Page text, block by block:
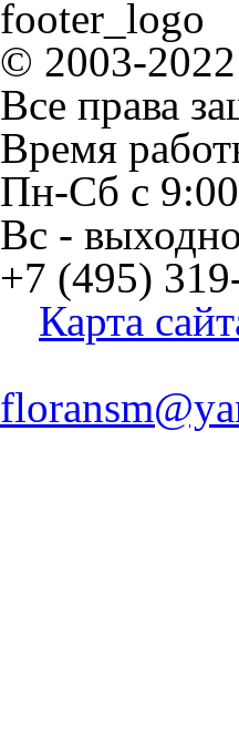
© 2003-
Все права
Время
Пн-Сб с 9:00
Вс -
+7 (495)
Карта